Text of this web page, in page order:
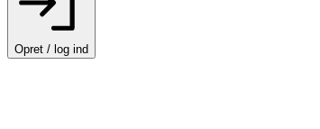
Opret / log ind